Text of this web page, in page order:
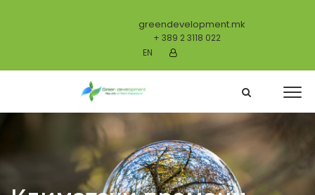
greendevelopment.mk
+ 389 2 3118 022
EN